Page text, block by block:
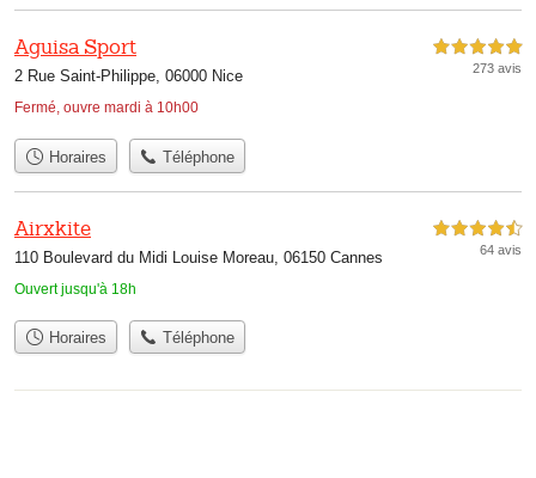
Aguisa Sport
2 Rue Saint-Philippe, 06000 Nice
Fermé, ouvre mardi à 10h00
5,0 étoiles sur 5
273 avis
Horaires Téléphone
Airxkite
110 Boulevard du Midi Louise Moreau, 06150 Cannes
Ouvert jusqu'à 18h
4,5 étoiles sur 5
64 avis
Horaires Téléphone